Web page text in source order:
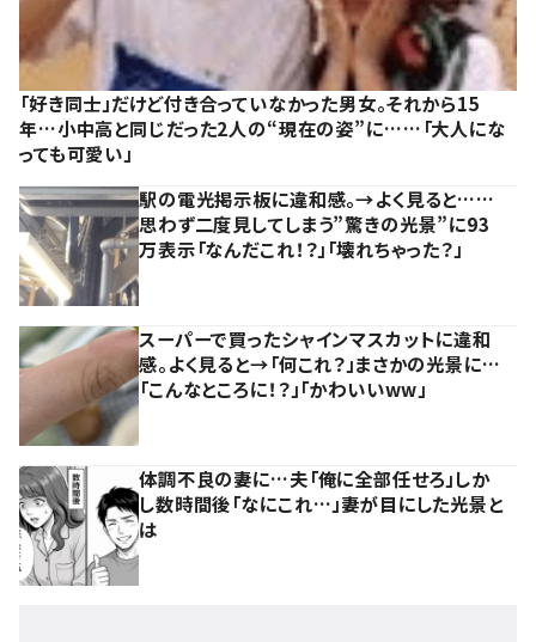
「好き同士」だけど付き合っていなかった男女。それから15
年…小中高と同じだった2人の“現在の姿”に……「大人にな
っても可愛い」
駅の電光掲示板に違和感。→よく見ると……
思わず二度見してしまう”驚きの光景”に93
万表示「なんだこれ！？」「壊れちゃった？」
スーパーで買ったシャインマスカットに違和
感。よく見ると→「何これ？」まさかの光景に…
「こんなところに！？」「かわいいww」
体調不良の妻に…夫「俺に全部任せろ」しか
し数時間後「なにこれ…」妻が目にした光景と
は